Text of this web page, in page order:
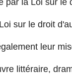
par la Loi sur le
sur le droit
leur
littéraire,